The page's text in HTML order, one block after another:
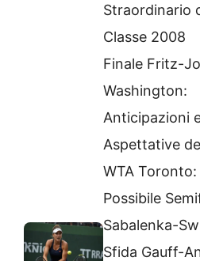
Straordinario
Classe 2008
Finale Fritz-
Washington:
Anticipazioni
Aspettative
WTA Toronto:
Possibile
Sabalenka-
Sfida Gauff-